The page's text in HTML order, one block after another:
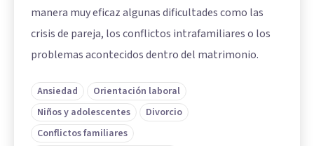
manera muy eficaz algunas dificultades como las
crisis de pareja, los conflictos intrafamiliares o los
problemas acontecidos dentro del matrimonio.
Ansiedad
Orientación laboral
Niños y adolescentes
Divorcio
Conflictos familiares